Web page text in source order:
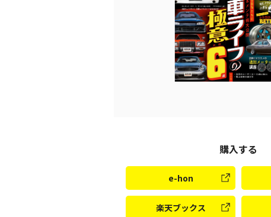
購入する
e-hon
楽天ブックス